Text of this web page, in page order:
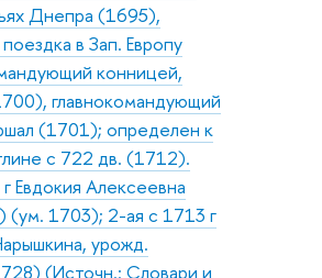
Днепра (1695),
в Зап. Европу
конницей,
главнокомандующий
(1701); определен к
с 722 дв. (1712).
Евдокия Алексеевна
(ум. 1703); 2-ая с 1713 г
урожд.
(Источн.: Словари и